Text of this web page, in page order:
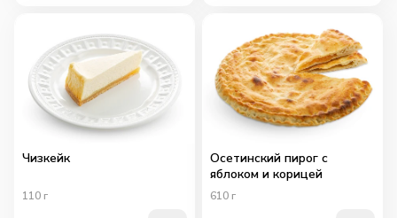
Чизкейк
110 г
Осетинский пирог с
яблоком и корицей
610 г